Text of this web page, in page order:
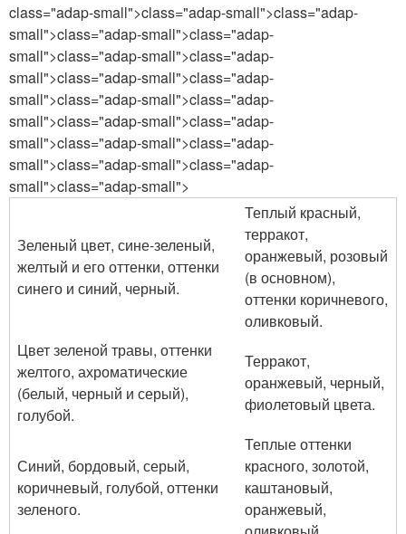
class="adap-small">class="adap-small">class="adap-
small">class="adap-small">class="adap-
small">class="adap-small">class="adap-
small">class="adap-small">class="adap-
small">class="adap-small">class="adap-
small">class="adap-small">class="adap-
small">class="adap-small">class="adap-
small">class="adap-small">class="adap-
small">class="adap-small">
Зеленый цвет, сине-зеленый,
желтый и его оттенки, оттенки
синего и синий, черный.
Теплый красный,
терракот,
оранжевый, розовый
(в основном),
оттенки коричневого,
оливковый.
Цвет зеленой травы, оттенки
желтого, ахроматические
(белый, черный и серый),
голубой.
Терракот,
оранжевый, черный,
фиолетовый цвета.
Синий, бордовый, серый,
коричневый, голубой, оттенки
зеленого.
Теплые оттенки
красного, золотой,
каштановый,
оранжевый,